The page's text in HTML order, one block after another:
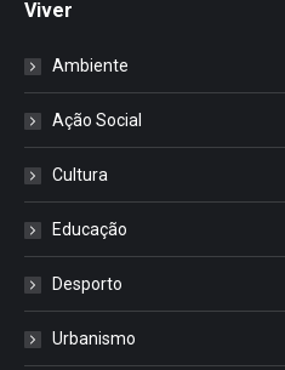
Viver
Ambiente
Ação Social
Cultura
Educação
Desporto
Urbanismo